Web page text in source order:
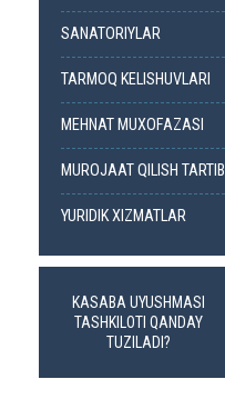
SANATORIYLAR
TARMOQ KELISHUVLARI
MEHNAT MUXOFAZASI
MUROJAAT QILISH TARTIBI
YURIDIK XIZMATLAR
KASABA UYUSHMASI
TASHKILOTI QANDAY
TUZILADI?